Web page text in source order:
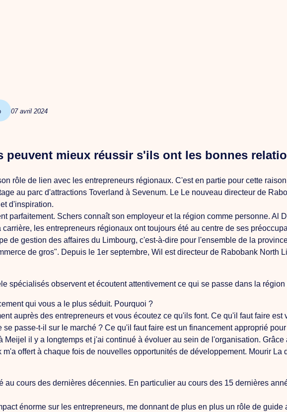
07 avril 2024
peuvent mieux réussir s'ils ont les bonnes
rôle de lien avec les entrepreneurs régionaux. C'est en partie pour cette
au parc d'attractions Toverland à Sevenum. Le Le nouveau directeur de
d'inspiration.
parfaitement. Schers connaît son employeur et la région comme personne.Al
carrière, les entrepreneurs régionaux ont toujours été au centre de ses
de gestion des affaires du Limbourg, c'est-à-dire pour l'ensemble de la
de gros". Depuis le 1er septembre, Wil est directeur de Rabobank North
spécialisés observent et écoutent attentivement ce qui se passe dans la
qui vous a le plus séduit. Pourquoi ?
auprès des entrepreneurs et vous écoutez ce qu'ils font.Ce qu'il faut faireest
se passe-t-il sur le marché ?Ce qu'il faut faireest un financement approprié
Meijel il y a longtemps et j'ai continué à évoluer au sein de l'organisation.
m'a offert à chaque fois de nouvelles opportunités de développement. Mourir La
au cours des dernières décennies. En particulier au cours des 15 dernières
énorme sur les entrepreneurs, me donnant de plus en plus un rôle de